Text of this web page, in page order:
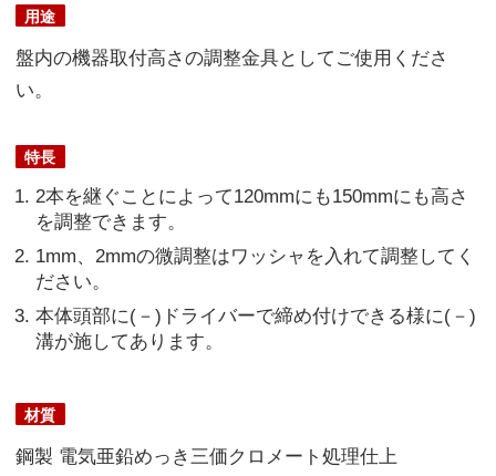
用途
盤内の機器取付高さの調整金具としてご使用くださ
い。
特長
2本を継ぐことによって120mmにも150mmにも高さ
を調整できます。
1mm、2mmの微調整はワッシャを入れて調整してく
ださい。
本体頭部に(－)ドライバーで締め付けできる様に(－)
溝が施してあります。
材質
鋼製 電気亜鉛めっき三価クロメート処理仕上